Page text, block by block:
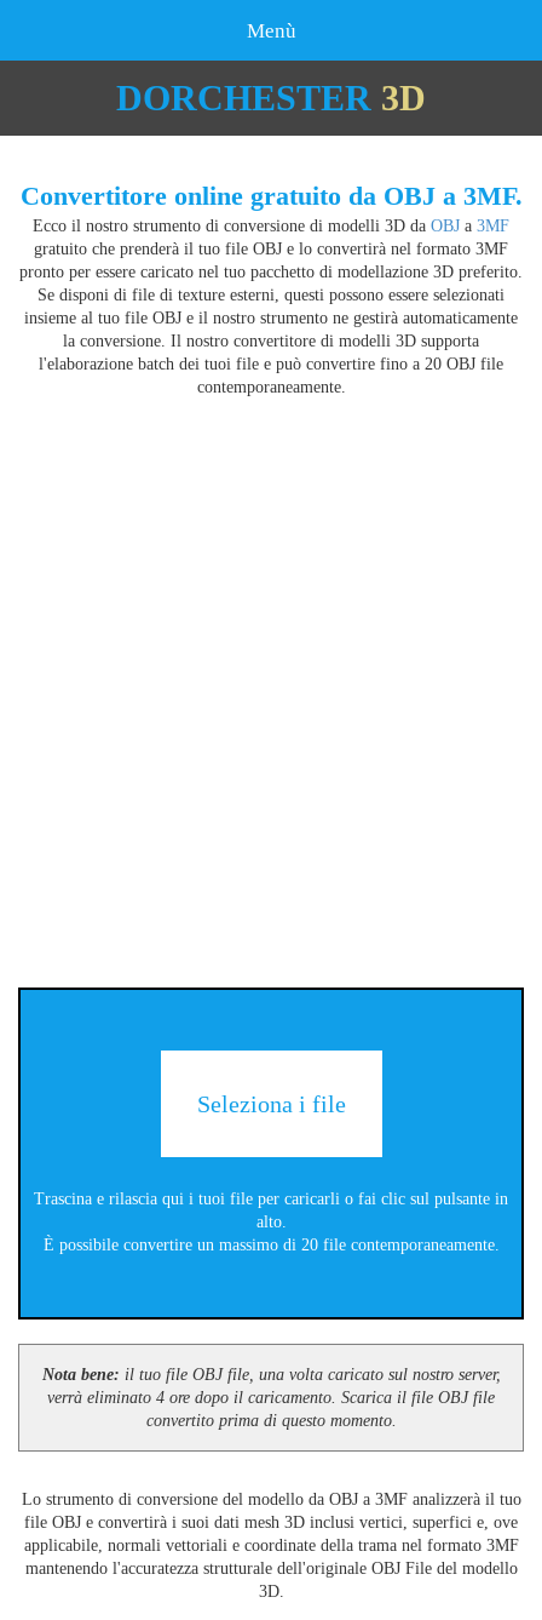
Menù
DORCHESTER 3D
Convertitore online gratuito da OBJ a 3MF.
Ecco il nostro strumento di conversione di modelli 3D da OBJ a 3MF
gratuito che prenderà il tuo file OBJ e lo convertirà nel formato 3MF
pronto per essere caricato nel tuo pacchetto di modellazione 3D preferito.
Se disponi di file di texture esterni, questi possono essere selezionati
insieme al tuo file OBJ e il nostro strumento ne gestirà automaticamente
la conversione. Il nostro convertitore di modelli 3D supporta
l'elaborazione batch dei tuoi file e può convertire fino a 20 OBJ file
contemporaneamente.
Seleziona i file
Trascina e rilascia qui i tuoi file per caricarli o fai clic sul pulsante in
alto.
È possibile convertire un massimo di 20 file contemporaneamente.
Nota bene: il tuo file OBJ file, una volta caricato sul nostro server,
verrà eliminato 4 ore dopo il caricamento. Scarica il file OBJ file
convertito prima di questo momento.
Lo strumento di conversione del modello da OBJ a 3MF analizzerà il tuo
file OBJ e convertirà i suoi dati mesh 3D inclusi vertici, superfici e, ove
applicabile, normali vettoriali e coordinate della trama nel formato 3MF
mantenendo l'accuratezza strutturale dell'originale OBJ File del modello
3D.